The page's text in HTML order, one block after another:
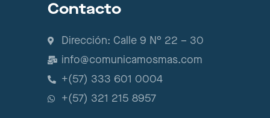
Contacto
Dirección: Calle 9 N° 22 – 30
info@comunicamosmas.com
+(57) 333 601 0004
+(57) 321 215 8957